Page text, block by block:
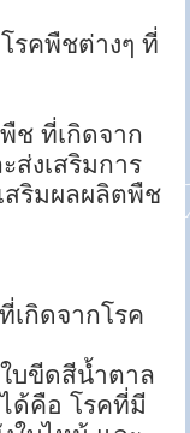
รคพืชต่างๆ ที่
ช ที่เกิดจาก
ส่งเสริมการ
สริมผลผลิตพืช
เกิดจากโรค
บขีดสีน้ำตาล
ด้คือ โรคที่มี